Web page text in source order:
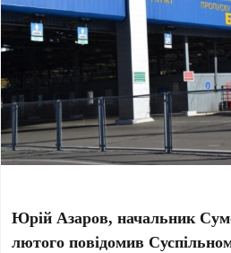
Юрій Азаров, начальник
лютого повідомив